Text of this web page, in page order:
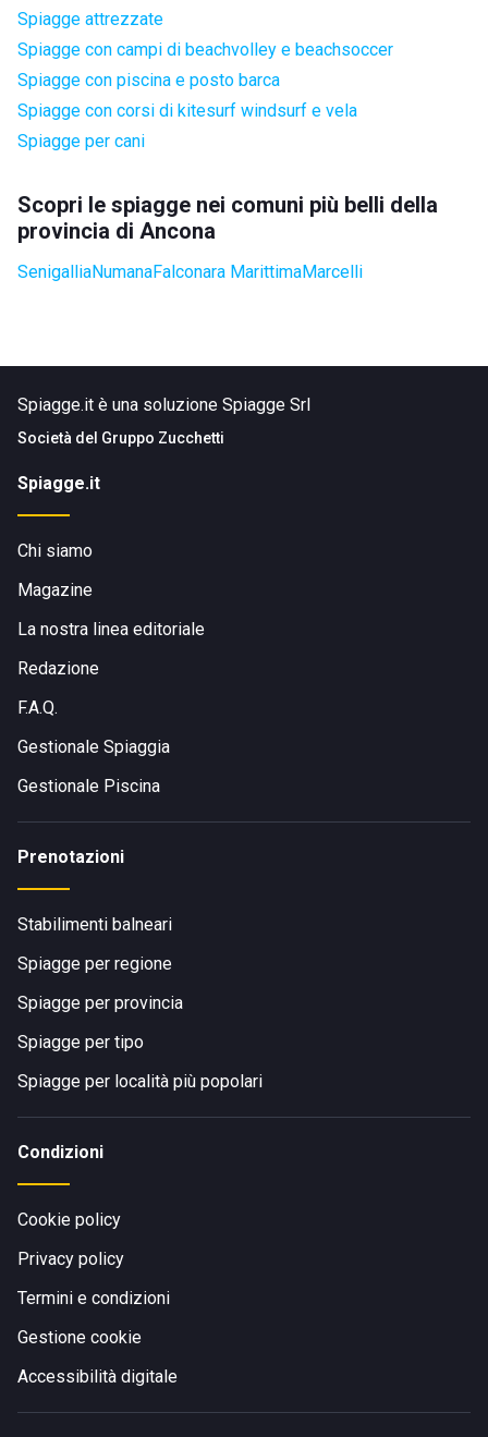
Spiagge attrezzate
Spiagge con campi di beachvolley e beachsoccer
Spiagge con piscina e posto barca
Spiagge con corsi di kitesurf windsurf e vela
Spiagge per cani
Scopri le spiagge nei comuni più belli della
provincia di Ancona
SenigalliaNumanaFalconara MarittimaMarcelli
Spiagge.it è una soluzione Spiagge Srl
Società del Gruppo Zucchetti
Spiagge.it
Chi siamo
Magazine
La nostra linea editoriale
Redazione
F.A.Q.
Gestionale Spiaggia
Gestionale Piscina
Prenotazioni
Stabilimenti balneari
Spiagge per regione
Spiagge per provincia
Spiagge per tipo
Spiagge per località più popolari
Condizioni
Cookie policy
Privacy policy
Termini e condizioni
Gestione cookie
Accessibilità digitale